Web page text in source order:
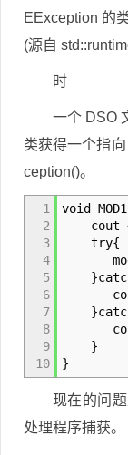
EException 的
(源自
时
一个 DSO
类获得一个指
ception()。
1
2
3
4
5
6
7
8
9
10
void
cout
try{
mod2-
cout
cout
}
}
现在的问
处理程序捕获。